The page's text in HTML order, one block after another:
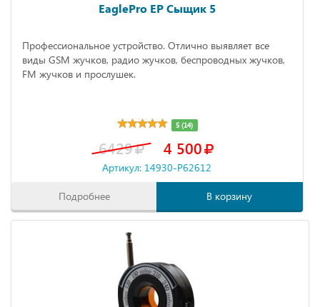
EaglePro EP Сыщик 5
Профессиональное устройство. Отлично выявляет все
виды GSM жучков, радио жучков, беспроводных жучков,
FM жучков и прослушек.
5 (14)
6429 4 500
Артикул: 14930-P62612
Подробнее В корзину